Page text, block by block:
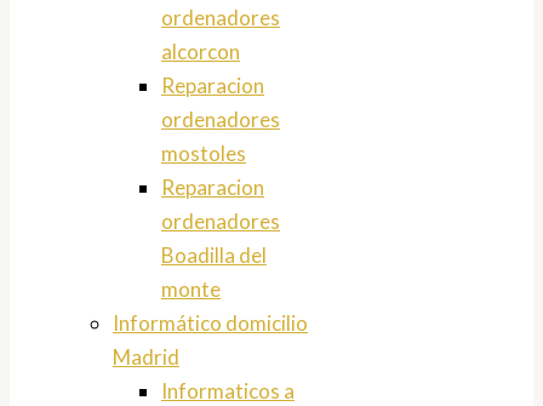
ordenadores
alcorcon
Reparacion
ordenadores
mostoles
Reparacion
ordenadores
Boadilla del
monte
Informático domicilio
Madrid
Informaticos a